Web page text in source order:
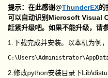
提示：在此感谢@ThunderEX的
可以自动识别Microsoft Visual
赶紧升级吧。如果不能升级，请
1.下载完成并安装。以本机为例
2.修改python安装目录下